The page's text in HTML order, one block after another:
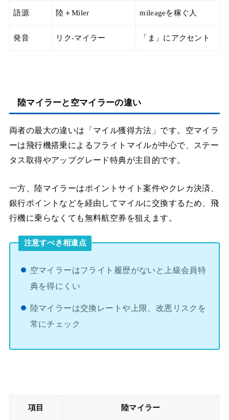
語源 陸＋Miler mileageを稼ぐ人
発音 リク‐マイラー 「ま」にアクセント
陸マイラーと空マイラーの違い
両者の最大の違いは「マイル獲得方法」です。空マイラ
ーは飛行機搭乗によるフライトマイルが中心で、ステー
タス取得やアップグレード特典が主目的です。
一方、陸マイラーはポイントサイト案件やクレカ決済、
銀行ポイントなどを経由してマイルに交換するため、飛
行機に乗らなくても無料航空券を狙えます。
注意すべき相違点
空マイラーはフライト履歴がないと上級会員特
典を得にくい
陸マイラーは交換レートや上限、改悪リスクを
常にチェック
項目 陸マイラー